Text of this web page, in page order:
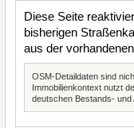
Diese Seite
bisherigen
aus der
OSM-Detaildaten sind
Immobilienkontext nutzt
deutschen Bestands- und